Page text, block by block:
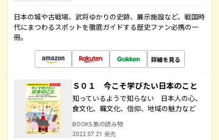
日本の城や古戦場、武将ゆかりの史跡、展示施設など、戦国時
代にまつわるスポットを徹底ガイドする歴史ファン必携の一
冊。
詳細を見る
Ｓ０１ 今こそ学びたい日本のこと
知っているようで知らない 日本人の心、
食文化、職文化、信仰、地域の魅力など
BOOKS 旅の読み物
2022.07.21 発売